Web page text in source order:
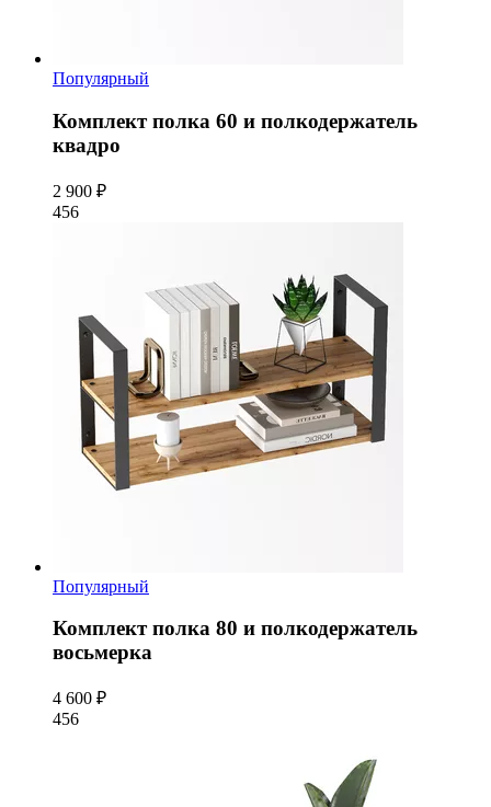
Популярный
Комплект полка 60 и полкодержатель
квадро
2 900 ₽
456
Популярный
Комплект полка 80 и полкодержатель
восьмерка
4 600 ₽
456